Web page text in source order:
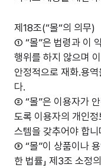
제18조(“몰“의 의무)
① “몰”은 법령과 이
행위를 하지 않으며
안정적으로 재화.용
다.
② “몰”은 이용자가
도록 이용자의 개인
스템을 갖추어야 합니
③ “몰”이 상품이나 용
한 법률」 제3조 소정